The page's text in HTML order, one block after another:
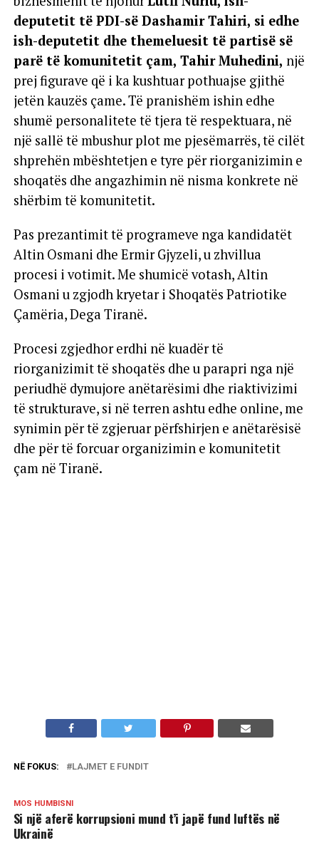
deputetit të PDI-së Dashamir Tahiri, si edhe
ish-deputetit dhe themeluesit të partisë së
parë të komunitetit çam, Tahir Muhedini, një
prej figurave që i ka kushtuar pothuajse gjithë
jetën kauzës çame. Të pranishëm ishin edhe
shumë personalitete të tjera të respektuara, në
një sallë të mbushur plot me pjesëmarrës, të cilët
shprehën mbështetjen e tyre për riorganizimin e
shoqatës dhe angazhimin në nisma konkrete në
shërbim të komunitetit.
Pas prezantimit të programeve nga kandidatët
Altin Osmani dhe Ermir Gjyzeli, u zhvillua
procesi i votimit. Me shumicë votash, Altin
Osmani u zgjodh kryetar i Shoqatës Patriotike
Çamëria, Dega Tiranë.
Procesi zgjedhor erdhi në kuadër të
riorganizimit të shoqatës dhe u parapri nga një
periudhë dymujore anëtarësimi dhe riaktivizimi
të strukturave, si në terren ashtu edhe online, me
synimin për të zgjeruar përfshirjen e anëtarësisë
dhe për të forcuar organizimin e komunitetit
çam në Tiranë.
NË FOKUS: LAJMET E FUNDIT
MOS HUMBISNI
Si një aferë korrupsioni mund t’i japë fund luftës në
Ukrainë